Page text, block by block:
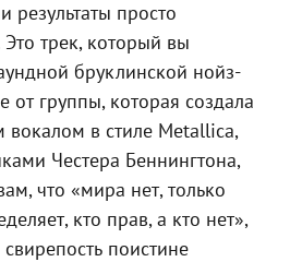
просто
трек, который вы
бруклинской нойз-
от группы, которая создала
вокалом в стиле Metallica,
Честера Беннингтона,
что «мира нет, только
кто прав, а кто нет»,
поистине